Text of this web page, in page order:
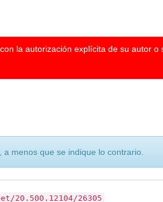
la autorización explícita de su autor
menos que se indique lo contrario.
20.500.12104/26305